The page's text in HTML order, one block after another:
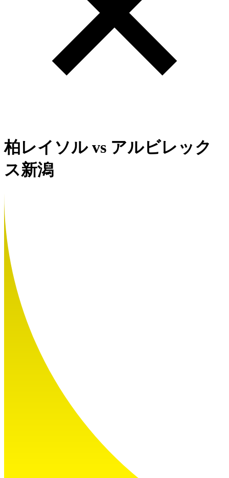
柏レイソルvs アルビレック
ス新潟